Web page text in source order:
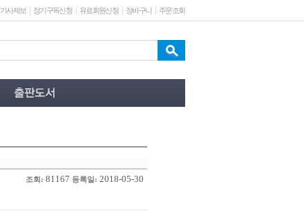
기사제보 정기구독신청 유료회원신청 장바구니 주문조회
조회: 81167 등록일: 2018-05-30